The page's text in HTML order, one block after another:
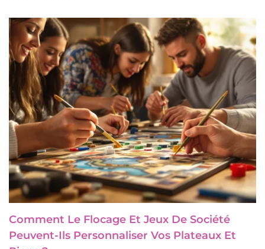
Comment Le Flocage Et Jeux De Société
Peuvent-Ils Personnaliser Vos Plateaux Et